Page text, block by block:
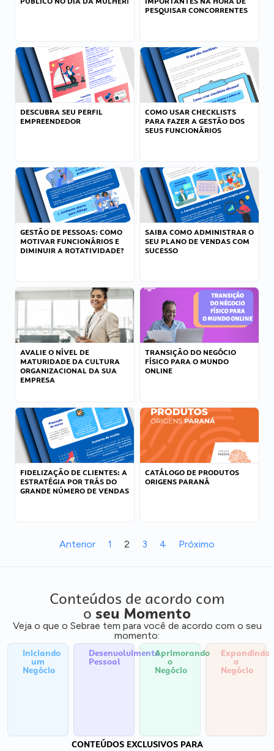
PESQUISAR CONCORRENTES
DESCUBRA SEU PERFIL
EMPREENDEDOR
COMO USAR CHECKLISTS
PARA FAZER A GESTÃO DOS
SEUS FUNCIONÁRIOS
GESTÃO DE PESSOAS: COMO
MOTIVAR FUNCIONÁRIOS E
DIMINUIR A ROTATIVIDADE?
SAIBA COMO ADMINISTRAR O
SEU PLANO DE VENDAS COM
SUCESSO
AVALIE O NÍVEL DE
MATURIDADE DA CULTURA
ORGANIZACIONAL DA SUA
EMPRESA
TRANSIÇÃO DO NEGÓCIO
FÍSICO PARA O MUNDO
ONLINE
FIDELIZAÇÃO DE CLIENTES: A
ESTRATÉGIA POR TRÁS DO
GRANDE NÚMERO DE VENDAS
CATÁLOGO DE PRODUTOS
ORIGENS PARANÁ
Anterior 1 2 3 4 Próximo
Conteúdos de acordo com
o seu Momento
Veja o que o Sebrae tem para você de acordo com o seu
momento:
Iniciando
um
Negócio
Desenvolvimento
Pessoal
Aprimorando
o
Negócio
Expandindo
o
Negócio
CONTEÚDOS EXCLUSIVOS PARA